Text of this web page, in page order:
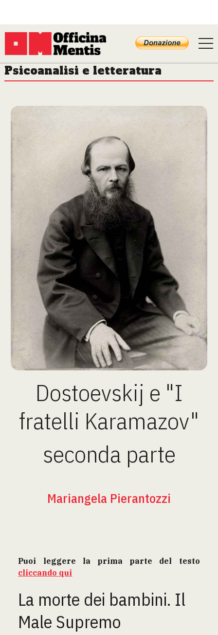
Psicoanalisi e letteratura
Dostoevskij e "I
fratelli Karamazov"
seconda parte
Mariangela Pierantozzi
Puoi leggere la prima parte del testo
cliccando qui
La morte dei bambini. Il
Male Supremo